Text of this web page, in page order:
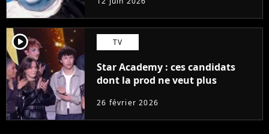
player2 TV
Star Academy : ces candidats
dont la prod ne veut plus
26 février 2026